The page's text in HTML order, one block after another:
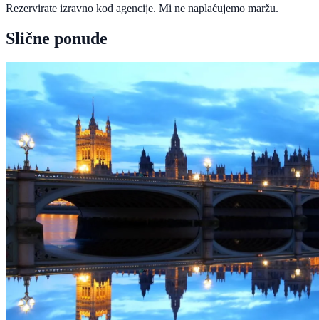
Rezervirate izravno kod agencije. Mi ne naplaćujemo maržu.
Slične ponude